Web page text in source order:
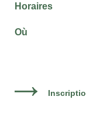
Horaires
Où